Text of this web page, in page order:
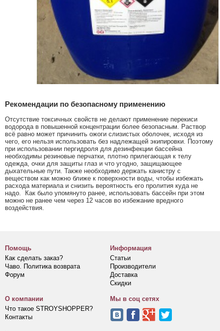
Рекомендации по безопасному применению
Отсутствие токсичных свойств не делают применение перекиси
водорода в повышенной концентрации более безопасным. Раствор
всё равно может причинить ожоги слизистых оболочек, исходя из
чего, его нельзя использовать без надлежащей экипировки. Поэтому
при использовании пергидроля для дезинфекции бассейна
необходимы резиновые перчатки, плотно прилегающая к телу
одежда, очки для защиты глаз и что угодно, защищающее
дыхательные пути. Также необходимо держать канистру с
веществом как можно ближе к поверхности воды, чтобы избежать
расхода материала и снизить вероятность его пролития куда не
надо. Как было упомянуто ранее, использовать бассейн при этом
можно не ранее чем через 12 часов во избежание вредного
воздействия.
Помощь
Как сделать заказ?
Чаво. Политика возврата
Форум
Информация
Статьи
Производители
Доставка
Скидки
О компании
Что такое STROYSHOPPER?
Контакты
Мы в соц сетях